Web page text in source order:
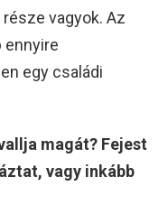
vagyok. Az
ennyire
egy családi
magát? Fejest
vagy inkább